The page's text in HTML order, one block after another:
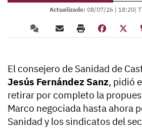
Actualizado: 08/07/26 | 18:20|
El consejero de Sanidad de
Jesús Fernández Sanz, pidió
retirar por completo la
Marco negociada hasta ahora
Sanidad y los sindicatos del